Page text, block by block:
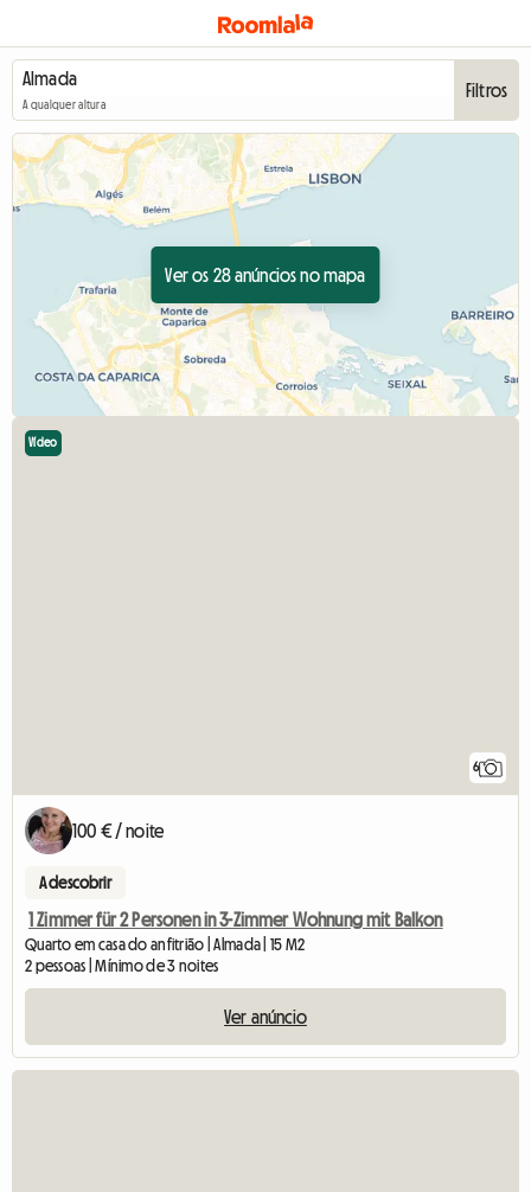
A qualquer altura
Filtros
Ver os 28 anúncios no mapa
6
Vídeo
100 € / noite
A descobrir
1 Zimmer für 2 Personen in 3-Zimmer Wohnung mit Balkon
Quarto em casa do anfitrião | Almada | 15 M2
2 pessoas | Mínimo de 3 noites
Ver anúncio